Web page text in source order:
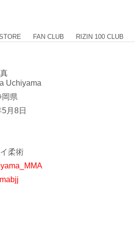
FAN CLUB RIZIN 100 CLUB
Uchiyama
岡県
月8日
柔術